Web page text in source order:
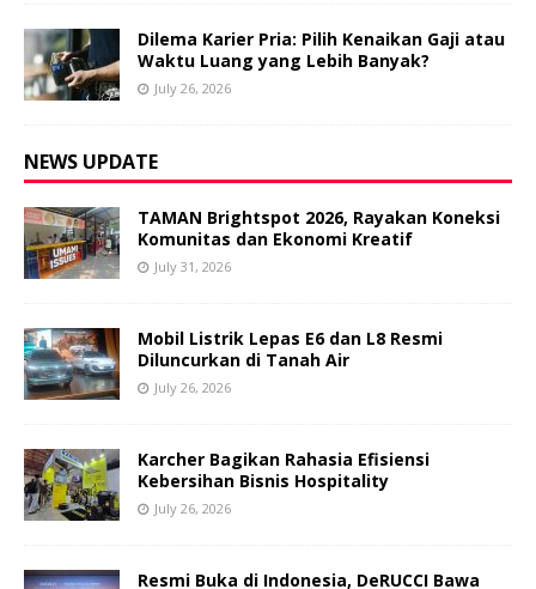
Dilema Karier Pria: Pilih Kenaikan Gaji atau
Waktu Luang yang Lebih Banyak?
July 26, 2026
NEWS UPDATE
TAMAN Brightspot 2026, Rayakan Koneksi
Komunitas dan Ekonomi Kreatif
July 31, 2026
Mobil Listrik Lepas E6 dan L8 Resmi
Diluncurkan di Tanah Air
July 26, 2026
Karcher Bagikan Rahasia Efisiensi
Kebersihan Bisnis Hospitality
July 26, 2026
Resmi Buka di Indonesia, DeRUCCI Bawa